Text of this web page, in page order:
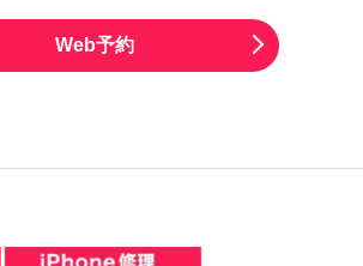
Web予約